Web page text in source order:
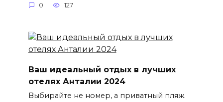
0 127
Ваш идеальный отдых в лучших
отелях Анталии 2024
Выбирайте не номер, а приватный пляж.